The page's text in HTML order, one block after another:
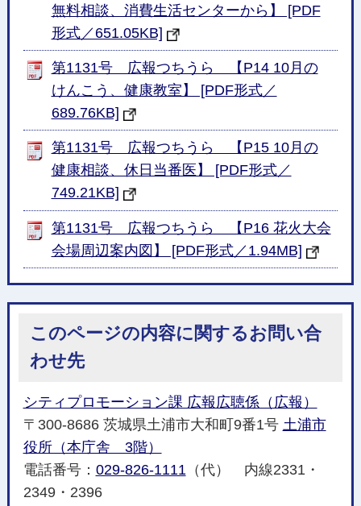
無料相談、消費生活センターから】 [PDF
形式／651.05KB]
第1131号 広報つちうら 【P14 10月の
けんこう、健康教室】 [PDF形式／
689.76KB]
第1131号 広報つちうら 【P15 10月の
健康相談、休日当番医】 [PDF形式／
749.21KB]
第1131号 広報つちうら 【P16 花火大会
会場周辺案内図】 [PDF形式／1.94MB]
このページの内容に関するお問い合
わせ先
シティプロモーション課 広報広聴係（広報）
〒300-8686 茨城県土浦市大和町9番1号 土浦市
役所（本庁舎 3階）
電話番号： 029-826-1111（代） 内線2331・
2349・2396